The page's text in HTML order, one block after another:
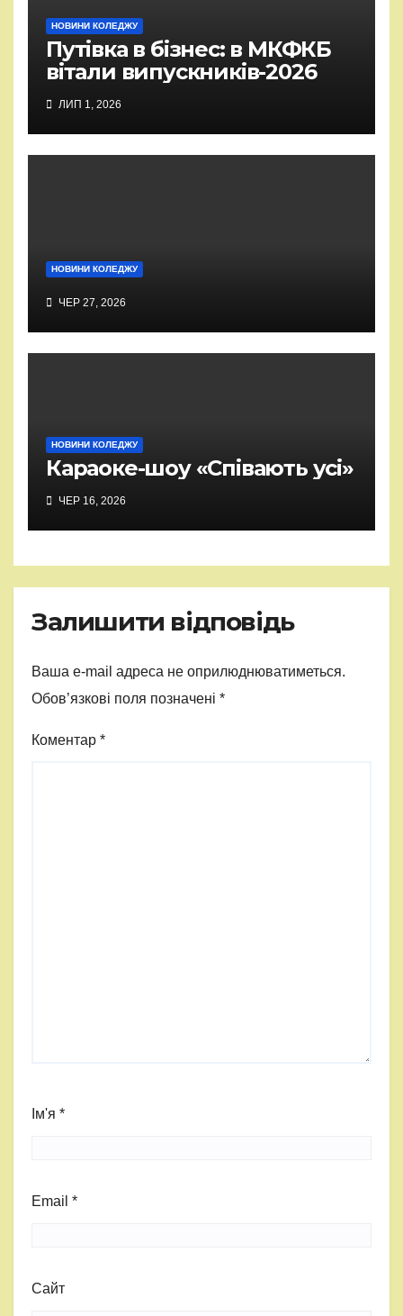
НОВИНИ КОЛЕДЖУ
Путівка в бізнес: в МКФКБ
вітали випускників-2026
ЛИП 1, 2026
НОВИНИ КОЛЕДЖУ
ЧЕР 27, 2026
НОВИНИ КОЛЕДЖУ
Караоке-шоу «Співають усі»
ЧЕР 16, 2026
Залишити відповідь
Ваша e-mail адреса не оприлюднюватиметься.
Обов’язкові поля позначені *
Коментар *
Ім'я *
Email *
Сайт